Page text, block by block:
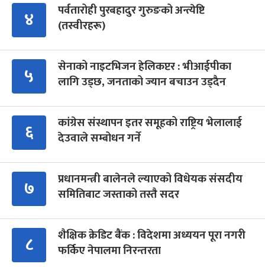
४
पर्वतारोही पुरबहादुर गुरुङको अन्त्येष्टि
(तस्वीरहरू)
५
सेनाको नाइटभिजन हेलिकप्टर : भीआईपीका
लागि उड्छ, जनताको ज्यान बचाउन उड्दैन
६
कांग्रेस संस्थापन इतर समूहको राष्ट्रिय भेलालाई
देउवाले सम्बोधन गर्ने
७
प्रधानमन्त्री बालेनले ल्याएको विधेयक संसदीय
समितिबाट जस्ताको तस्तै सदर
८
शैक्षिक क्रेडिट बैंक : विदेशमा अध्ययन पूरा नगरी
फर्किए नेपालमा निरन्तरता